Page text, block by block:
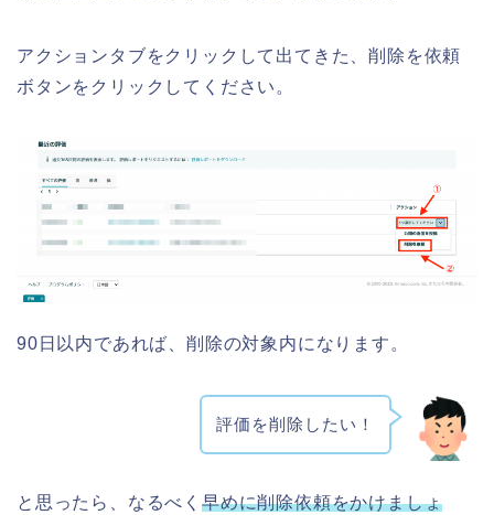
アクションタブをクリックして出てきた、削除を依頼
ボタンをクリックしてください。
90日以内であれば、削除の対象内になります。
評価を削除したい！
と思ったら、なるべく 早めに削除依頼をかけましょ